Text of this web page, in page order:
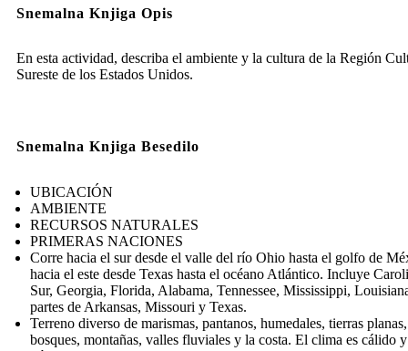
Snemalna Knjiga Opis
En esta actividad, describa el ambiente y la cultura de la Región
Sureste de los Estados Unidos.
Snemalna Knjiga Besedilo
UBICACIÓN
AMBIENTE
RECURSOS NATURALES
PRIMERAS NACIONES
Corre hacia el sur desde el valle del río Ohio hasta el golfo de
hacia el este desde Texas hasta el océano Atlántico. Incluye
Sur, Georgia, Florida, Alabama, Tennessee, Mississippi,
partes de Arkansas, Missouri y Texas.
Terreno diverso de marismas, pantanos, humedales, tierras planas,
bosques, montañas, valles fluviales y la costa. El clima es cálido y